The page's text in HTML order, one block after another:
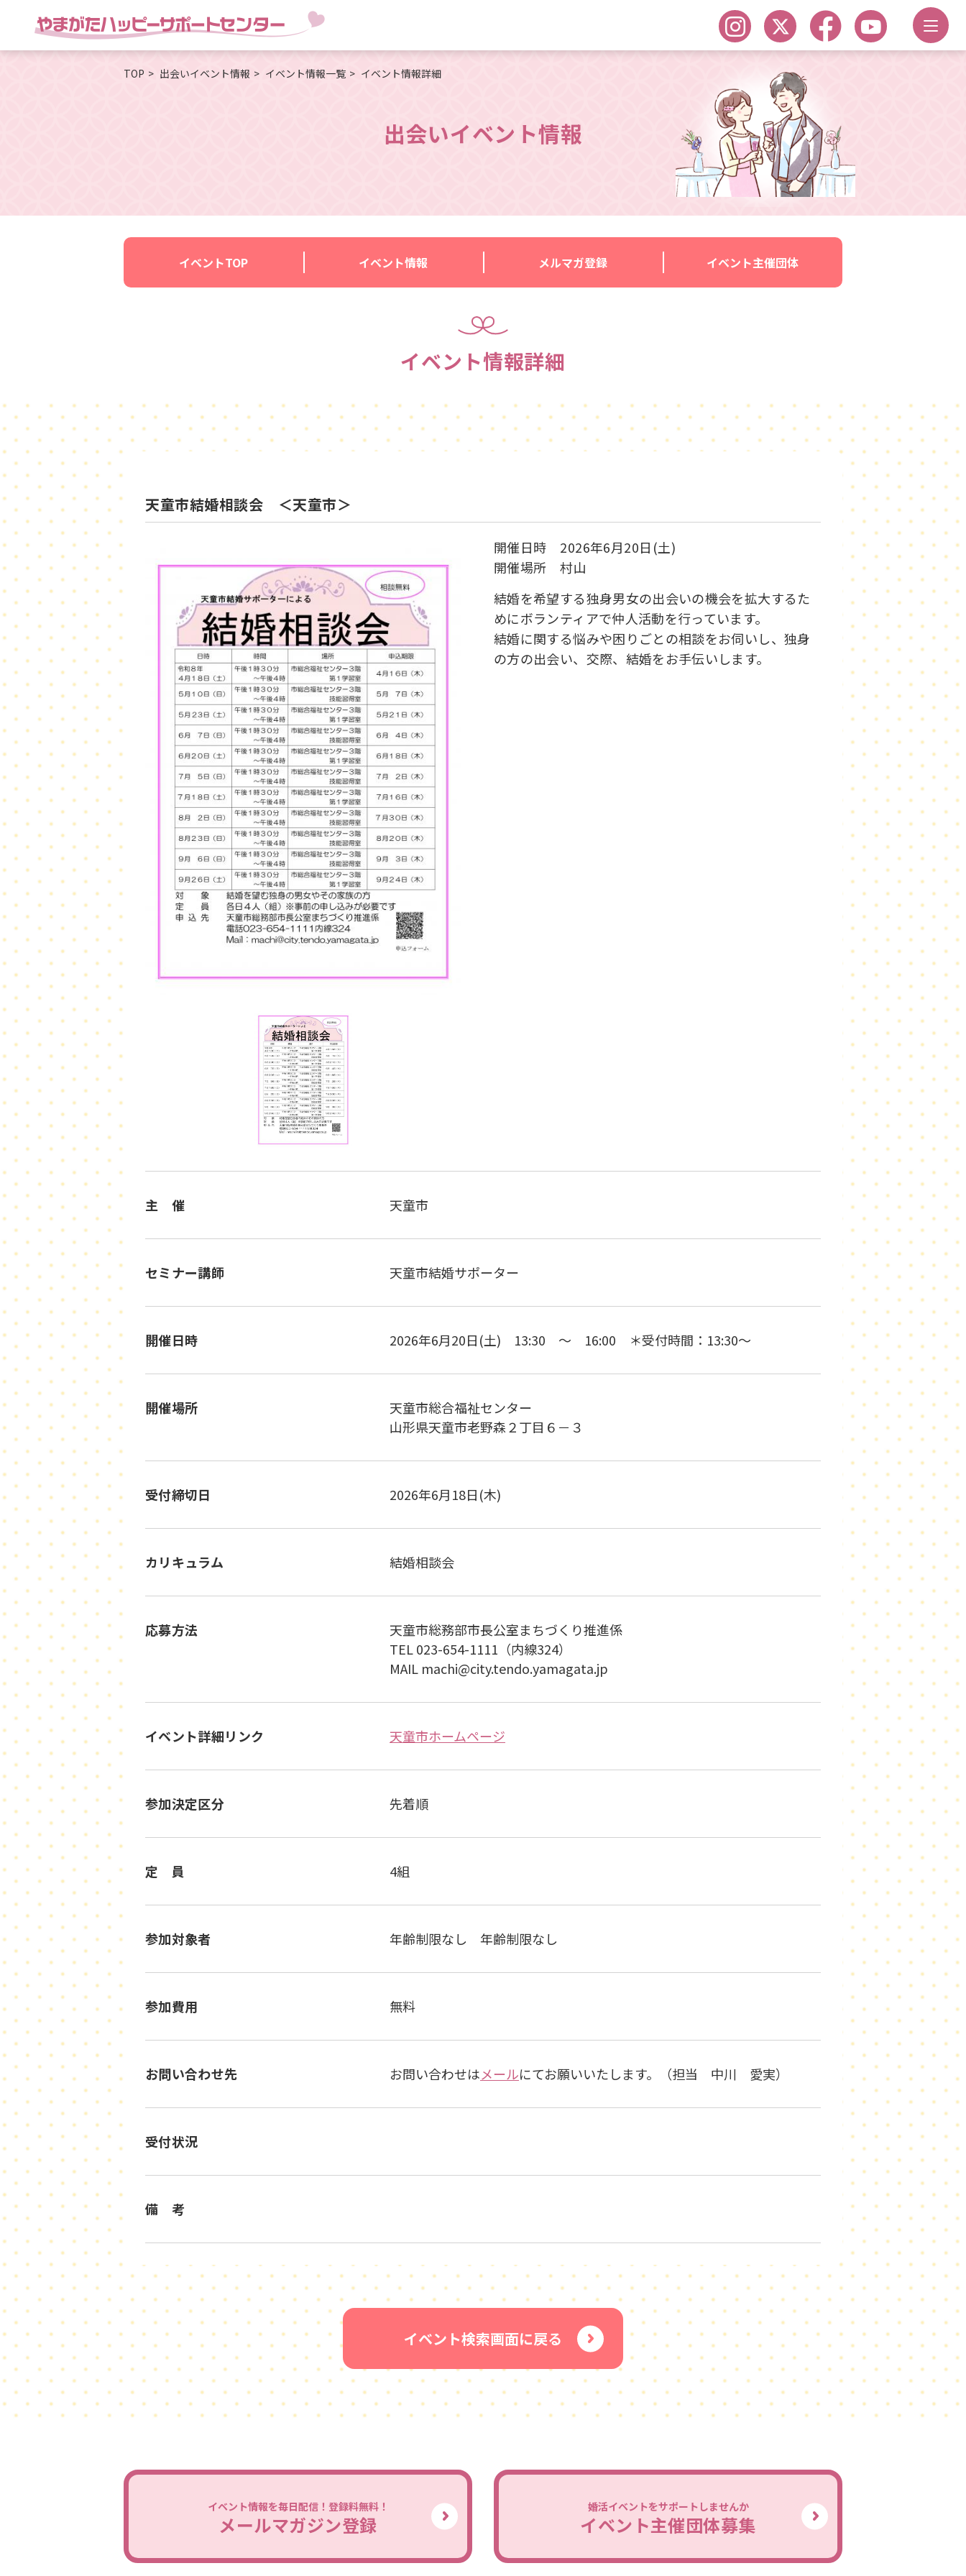
TOP 出会いイベント情報 イベント情報一覧 イベント情報詳細
出会いイベント情報
イベントTOP イベント情報 メルマガ登録 イベント主催団体
イベント情報詳細
天童市結婚相談会 ＜天童市＞
開催日時 2026年6月20日(土)
開催場所 村山
結婚を希望する独身男女の出会いの機会を拡大するた
めにボランティアで仲人活動を行っています。
結婚に関する悩みや困りごとの相談をお伺いし、独身
の方の出会い、交際、結婚をお手伝いします。
主 催 天童市
セミナー講師 天童市結婚サポーター
開催日時 2026年6月20日(土) 13:30 ～ 16:00 ＊受付時間：13:30～
開催場所
天童市総合福祉センター
山形県天童市老野森２丁目６－３
受付締切日 2026年6月18日(木)
カリキュラム 結婚相談会
応募方法
天童市総務部市長公室まちづくり推進係
TEL 023-654-1111（内線324）
MAIL machi@city.tendo.yamagata.jp
イベント詳細リンク 天童市ホームページ
参加決定区分 先着順
定 員 4組
参加対象者 年齢制限なし 年齢制限なし
参加費用 無料
お問い合わせ先 お問い合わせはメールにてお願いいたします。（担当 中川 愛実）
受付状況
備 考
イベント検索画面に戻る
イベント情報を毎日配信！登録料無料！
メールマガジン登録
婚活イベントをサポートしませんか
イベント主催団体募集